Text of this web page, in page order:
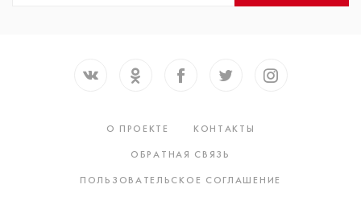
О ПРОЕКТЕ
КОНТАКТЫ
ОБРАТНАЯ СВЯЗЬ
ПОЛЬЗОВАТЕЛЬСКОЕ СОГЛАШЕНИЕ